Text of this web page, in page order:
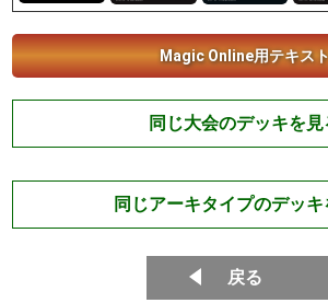
Magic Online用テキスト
同じ大会のデッキを見
同じアーキタイプのデッキ
戻る